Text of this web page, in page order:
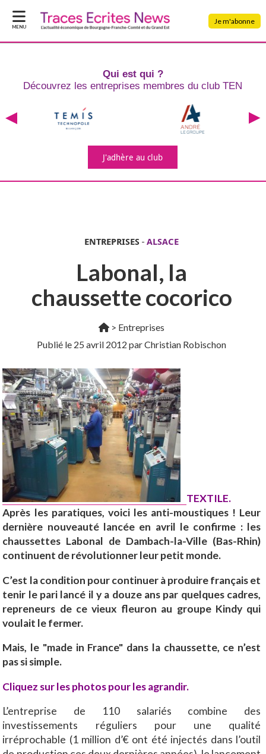
MENU
Je m'abonne
Qui est qui ?
Découvrez les entreprises membres du club TEN
J'adhèreau club
ENTREPRISES -ALSACE
Labonal, la
chaussette cocorico
> Entreprises
Publié le 25 avril 2012 par Christian Robischon
TEXTILE.
Après les paratiques, voici les anti-moustiques ! Leur
dernière nouveauté lancée en avril le confirme : les
chaussettes Labonal de Dambach-la-Ville (Bas-Rhin)
continuent de révolutionner leur petit monde.
C’est la condition pour continuer à produire français et
tenir le pari lancé il y a douze ans par quelques cadres,
repreneurs de ce vieux fleuron au groupe Kindy qui
voulait le fermer.
Mais, le "made in France" dans la chaussette, ce n’est
pas si simple.
Cliquez sur les photos pour les agrandir.
L’entreprise de 110 salariés combine des
investissements réguliers pour une qualité
irréprochable (1 million d’€ ont été injectés dans l’outil